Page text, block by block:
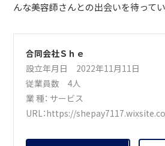
んな美容師さんとの出会いを待ってい
合同会社Ｓｈｅ
設立年月日 2022年11月11日
従業員数 4人
業 種： サービス
URL：https://